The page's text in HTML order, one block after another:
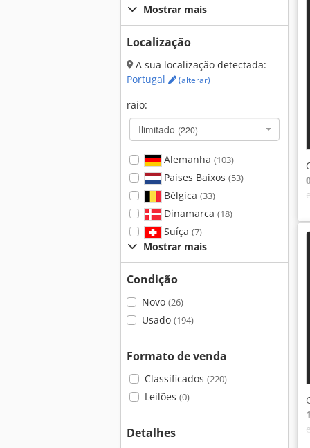
Mostrar mais
Localização
A sua localização detectada:
Portugal
(alterar)
raio:
Ilimitado (220)
Alemanha (103)
Países Baixos (53)
Bélgica (33)
Dinamarca (18)
Suíça (7)
Mostrar mais
Condição
Novo (26)
Usado (194)
Formato de venda
Classificados (220)
Leilões (0)
Detalhes